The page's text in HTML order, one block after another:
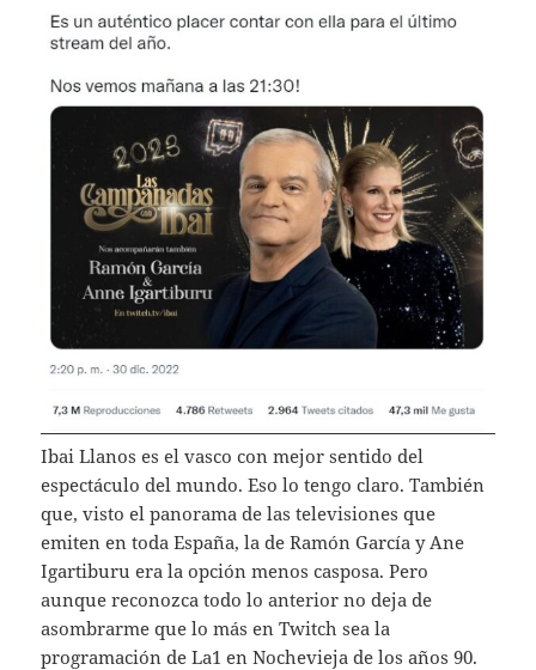
Ibai Llanos es el vasco con mejor sentido del
espectáculo del mundo. Eso lo tengo claro. También
que, visto el panorama de las televisiones que
emiten en toda España, la de Ramón García y Ane
Igartiburu era la opción menos casposa. Pero
aunque reconozca todo lo anterior no deja de
asombrarme que lo más en Twitch sea la
programación de La1 en Nochevieja de los años 90.